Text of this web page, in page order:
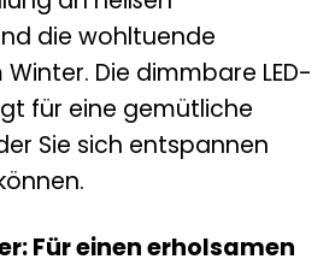
die wohltuende
Die dimmbare LED-
für eine gemütliche
Sie sich entspannen
Für einen erholsamen